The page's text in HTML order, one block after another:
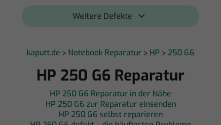
Weitere Defekte
kaputt.de > Notebook Reparatur > HP > 250 G6
HP 250 G6 Reparatur
HP 250 G6 Reparatur in der Nähe
HP 250 G6 zur Reparatur einsenden
HP 250 G6 selbst reparieren